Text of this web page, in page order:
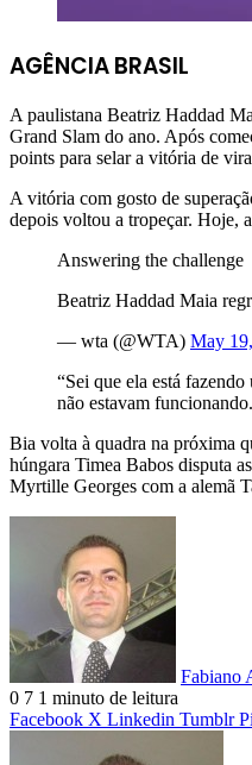
AGÊNCIA BRASIL
A paulistana Beatriz Haddad
Grand Slam do ano. Após
points para selar a vitória de
A vitória com gosto de
depois voltou a tropeçar. Hoje,
Answering the challenge
Beatriz Haddad Maia
— wta (@WTA) May
“Sei que ela está
não estavam
Bia volta à quadra na próxima
húngara Timea Babos disputa
Myrtille Georges com a alemã
Fabiano
0 7 1 minuto de leitura
Facebook X Linkedin Tumblr